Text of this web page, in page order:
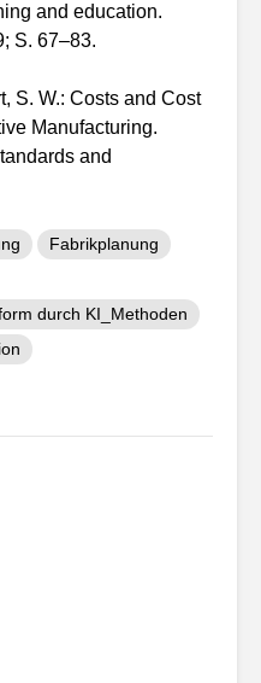
and education.
S. 67–83.
S. W.: Costs and Cost
Manufacturing.
and
Fabrikplanung
durch KI_Methoden